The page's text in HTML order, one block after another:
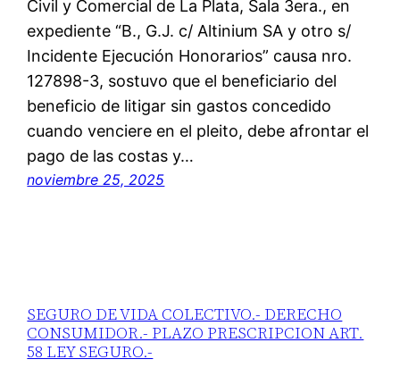
Civil y Comercial de La Plata, Sala 3era., en
expediente “B., G.J. c/ Altinium SA y otro s/
Incidente Ejecución Honorarios” causa nro.
127898-3, sostuvo que el beneficiario del
beneficio de litigar sin gastos concedido
cuando venciere en el pleito, debe afrontar el
pago de las costas y…
noviembre 25, 2025
SEGURO DE VIDA COLECTIVO.- DERECHO
CONSUMIDOR.- PLAZO PRESCRIPCION ART.
58 LEY SEGURO.-